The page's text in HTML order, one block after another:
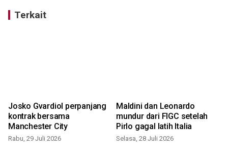
Terkait
Josko Gvardiol perpanjang
kontrak bersama
Manchester City
Rabu, 29 Juli 2026
Maldini dan Leonardo
mundur dari FIGC setelah
Pirlo gagal latih Italia
Selasa, 28 Juli 2026